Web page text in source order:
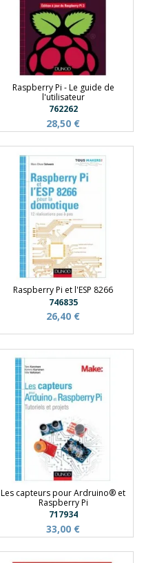
Raspberry Pi - Le guide de
l'utilisateur
762262
28,50 €
Raspberry Pi et l'ESP 8266
746835
26,40 €
Les capteurs pour Ardruino® et
Raspberry Pi
717934
33,00 €